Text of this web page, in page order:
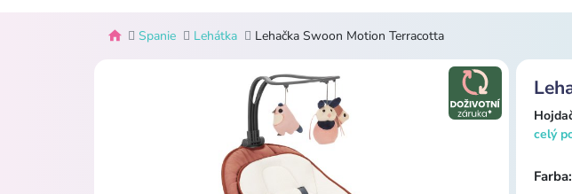
Spanie Lehátka Lehačka Swoon Motion Terracotta
celý
Farba: